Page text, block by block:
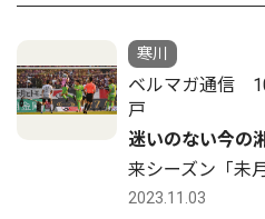
寒川
ベルマガ通信
戸
迷いのない今の
来シーズン「未
2023.11.03